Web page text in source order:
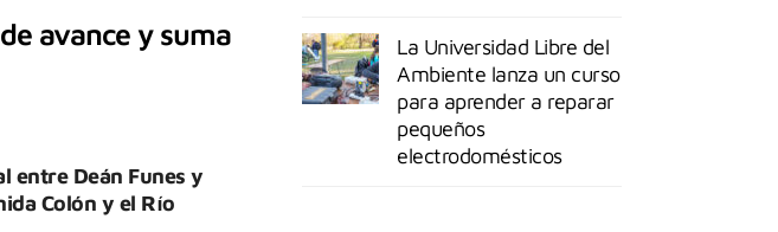
avance y suma
entre Deán Funes y
Colón y el Río
La Universidad Libre del
Ambiente lanza un curso
para aprender a reparar
pequeños
electrodomésticos